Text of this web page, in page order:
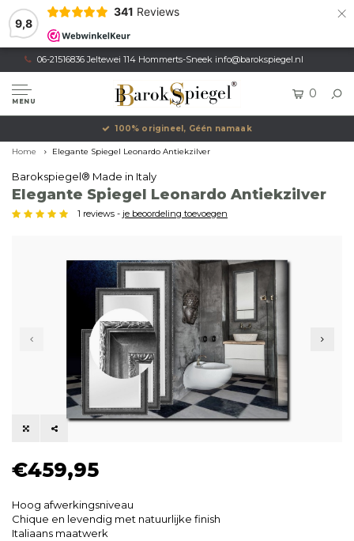
9,8
341 Reviews ×
06-21516836 Jeltewei 114 Hommerts-Sneek info@barokspiegel.nl
MENU
0
100% origineel, Géén namaak
Home Elegante Spiegel Leonardo Antiekzilver
Barokspiegel® Made in Italy
Elegante Spiegel Leonardo Antiekzilver
1 reviews - je beoordeling toevoegen
€459,95
Hoog afwerkingsniveau
Chique en levendig met natuurlijke finish
Italiaans maatwerk